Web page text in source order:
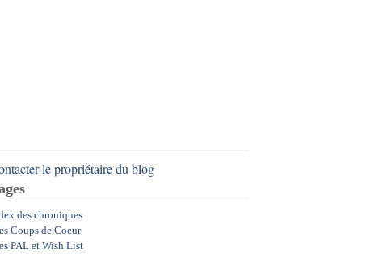
le propriétaire du blog
des chroniques
Coups de Coeur
PAL et Wish List